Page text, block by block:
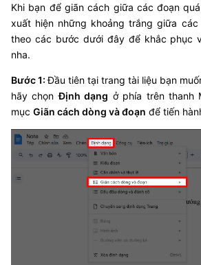
Khi bạn để giãn cách giữa các đoạn
xuất hiện những khoảng trắng giữa các
theo các bước dưới đây để khắc phục
nha.
Bước 1:Đầu tiên tại trang tài liệu bạn
hãy chọnĐịnh dạng ở phía trên thanh
mục Giãn cách dòng và đoạn để tiến